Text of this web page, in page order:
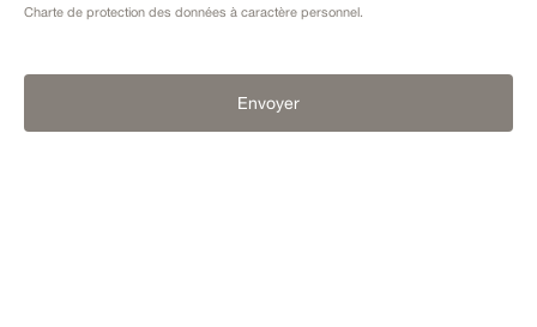
Charte de protection des données à caractère personnel .
Envoyer